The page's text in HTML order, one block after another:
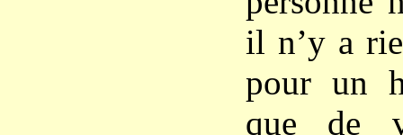
il n’y a
pour un
que de